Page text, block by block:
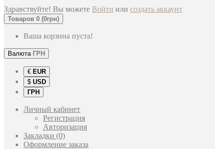
Здравствуйте! Вы можете Войти или создать аккаунт
Товаров 0 (0грн)
Ваша корзина пуста!
Валюта ГРН
€ EUR
$ USD
ГРН
Личный кабинет
Регистрация
Авторизация
Закладки (0)
Оформление заказа